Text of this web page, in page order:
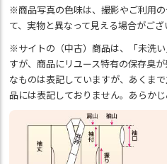
※商品写真の色味は、撮影やご利用
て、実物と異なって見える場合がござ
※サイトの（中古）商品は、「未洗
すが、商品にリユース特有の保存臭
なものは表記していますが、あくま
品には表記しておりません。あらかじ